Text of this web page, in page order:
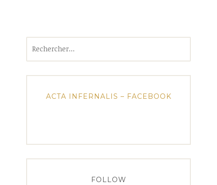
ACTA INFERNALIS – FACEBOOK
FOLLOW